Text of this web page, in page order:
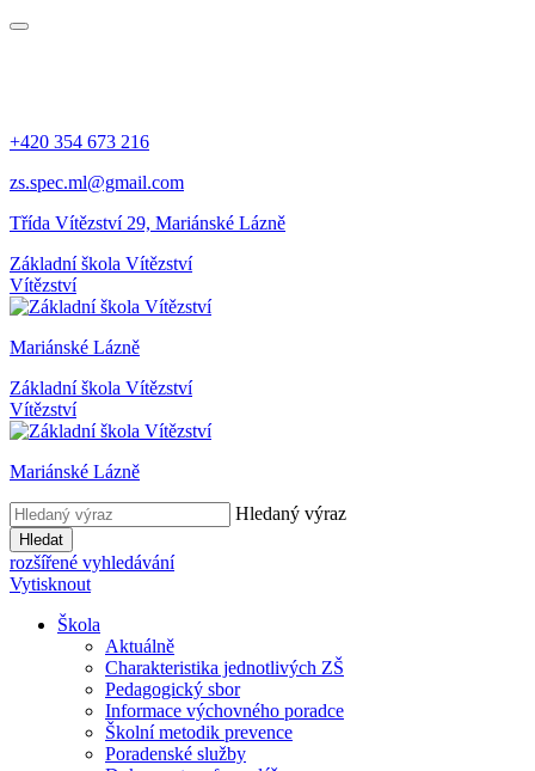
+420 354 673 216
zs.spec.ml@gmail.com
Třída Vítězství 29, Mariánské Lázně
Základní škola Vítězství
Vítězství
Mariánské Lázně
Základní škola Vítězství
Vítězství
Mariánské Lázně
Hledaný výraz
Hledat
rozšířené vyhledávání
Vytisknout
Škola
Aktuálně
Charakteristika jednotlivých ZŠ
Pedagogický sbor
Informace výchovného poradce
Školní metodik prevence
Poradenské služby